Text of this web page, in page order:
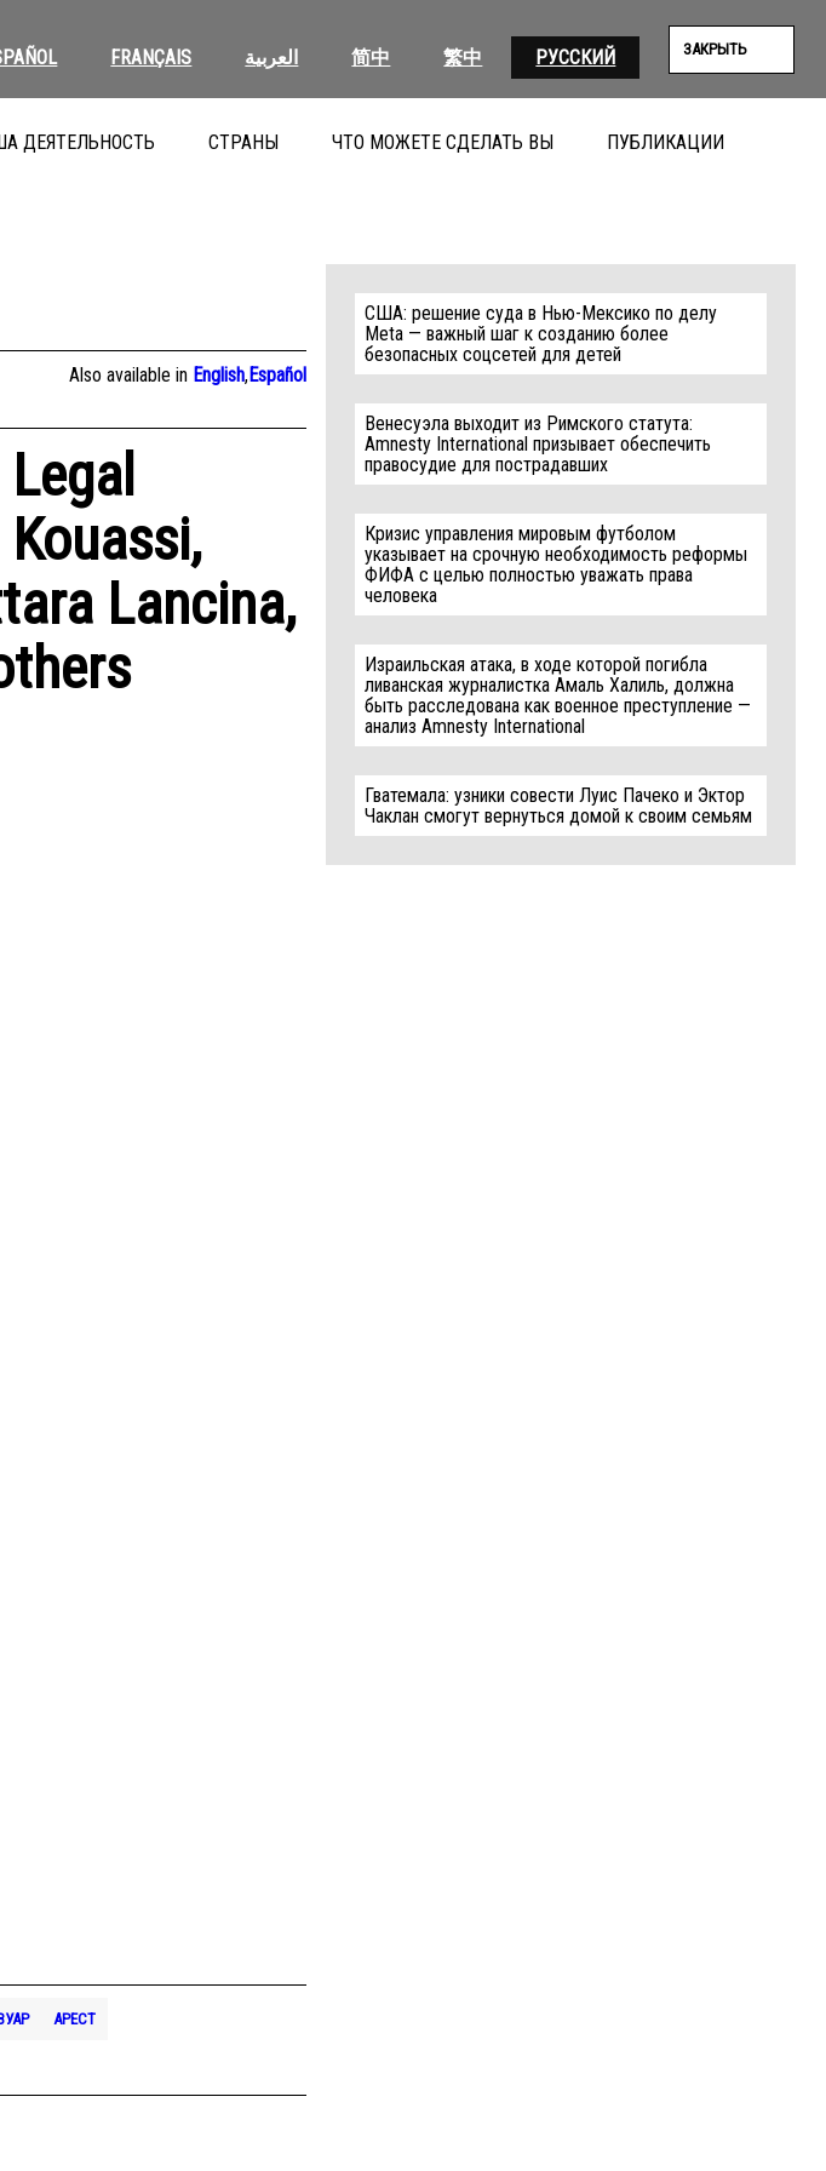
FRANÇAIS العربية 简中 繁中 РУССКИЙ ЗАКРЫТЬ
ДЕЯТЕЛЬНОСТЬ СТРАНЫ ЧТО МОЖЕТЕ СДЕЛАТЬ ВЫ ПУБЛИКАЦИИ
Also available in English,Español
Lancina,
АРЕСТ
США: решение суда в Нью-Мексико по делу
Meta — важный шаг к созданию более
безопасных соцсетей для детей
Венесуэла выходит из Римского статута:
Amnesty International призывает обеспечить
правосудие для пострадавших
Кризис управления мировым футболом
указывает на срочную необходимость реформы
ФИФА с целью полностью уважать права
человека
Израильская атака, в ходе которой погибла
ливанская журналистка Амаль Халиль, должна
быть расследована как военное преступление —
анализ Amnesty International
Гватемала: узники совести Луис Пачеко и Эктор
Чаклан смогут вернуться домой к своим семьям